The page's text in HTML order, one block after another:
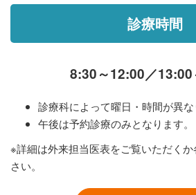
診療時間
8:30～12:00／
診療科によって曜日・時間が異な
午後は予約診療のみとなります。
※詳細は外来担当医表をご覧いただく
さい。